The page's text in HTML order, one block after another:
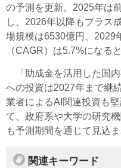
の予測を更新。2025年は
し、2026年以降もプラス
場規模は6530億円、2029
（CAGR）は5.7%になる
「助成金を活用した国
への投資は2027年まで継
業者によるAI関連投資も
て、政府系や大学の研究
も予測期間を通じて見込
関連キーワード